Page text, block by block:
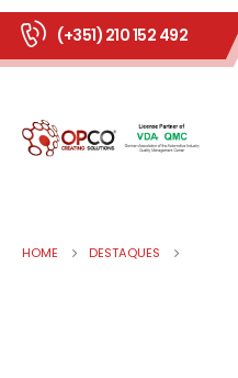
(+351) 210 152 492
HOME DESTAQUES